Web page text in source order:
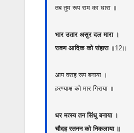
तब तुम रूप राम का धारा ॥
भार उतार असुर दल मारा ।
रावण आदिक को संहारा॥12॥
आप वराह रूप बनाया ।
हरण्याक्ष को मार गिराया ॥
धर मत्स्य तन सिंधु बनाया ।
चौदह रतनन को निकलाया ॥